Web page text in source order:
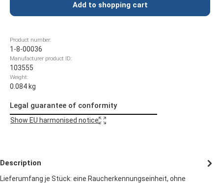
Add to shopping cart
Product number:
1-8-00036
Manufacturer product ID:
103555
Weight:
0.084 kg
Legal guarantee of conformity
Show EU harmonised notice
Description
Lieferumfang je Stück: eine Raucherkennungseinheit, ohne